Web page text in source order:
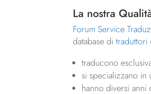
La nostra
Forum Service
database ditraduttori
traducono
si specializzano
hanno diversi anni